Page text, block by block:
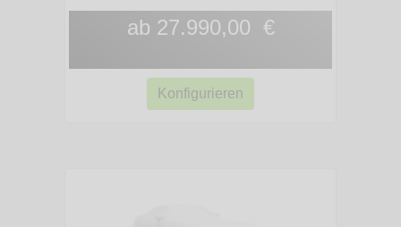
ab 27.990,00 €
Konfigurieren